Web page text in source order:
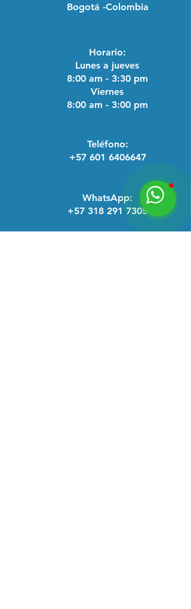
Bogotá -Colombia
Horario:
Lunes a jueves
8:00 am - 3:30 pm
Viernes
8:00 am - 3:00 pm
Teléfono:
+57 601 6406647
WhatsApp:
+57 318 291 7305